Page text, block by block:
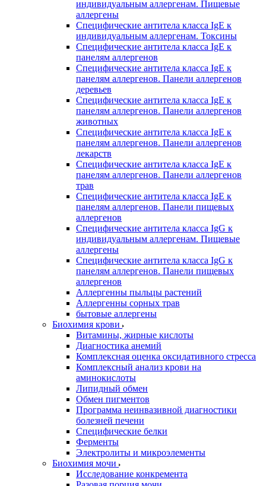
индивидуальным аллергенам. Пищевые
аллергены
Специфические антитела класса IgE к
индивидуальным аллергенам. Токсины
Специфические антитела класса IgE к
панелям аллергенов
Специфические антитела класса IgE к
панелям аллергенов. Панели аллергенов
деревьев
Специфические антитела класса IgE к
панелям аллергенов. Панели аллергенов
животных
Специфические антитела класса IgE к
панелям аллергенов. Панели аллергенов
лекарств
Специфические антитела класса IgE к
панелям аллергенов. Панели аллергенов
трав
Специфические антитела класса IgE к
панелям аллергенов. Панели пищевых
аллергенов
Специфические антитела класса IgG к
индивидуальным аллергенам. Пищевые
аллергены
Специфические антитела класса IgG к
панелям аллергенов. Панели пищевых
аллергенов
Аллергенны пыльцы растений
Аллергенны сорных трав
бытовые аллергены
Биохимия крови
Витамины, жирные кислоты
Диагностика анемий
Комплексная оценка оксидативного стресса
Комплексный анализ крови на
аминокислоты
Липидный обмен
Обмен пигментов
Программа неинвазивной диагностики
болезней печени
Специфические белки
Ферменты
Электролиты и микроэлементы
Биохимия мочи
Исследование конкремента